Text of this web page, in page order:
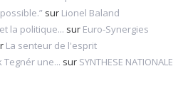
sur Lionel Baland
la politique... sur Euro-Synergies
La senteur de l'esprit
Tegnér une... sur SYNTHESE NATIONALE